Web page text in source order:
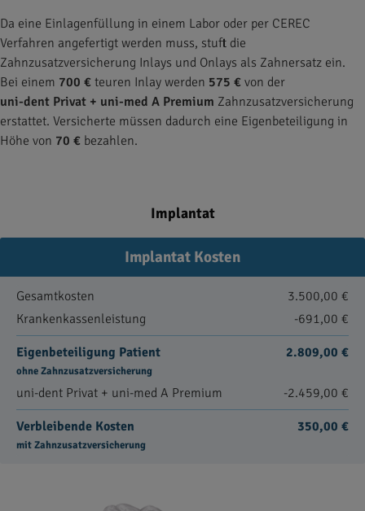
Da eine Einlagenfüllung in einem Labor oder per CEREC
Verfahren angefertigt werden muss, stuft die
Zahnzusatzversicherung Inlays und Onlays als Zahnersatz ein.
Bei einem 700 € teuren Inlay werden 575 € von der
uni-dent Privat + uni-med A Premium Zahnzusatzversicherung
erstattet. Versicherte müssen dadurch eine Eigenbeteiligung in
Höhe von 70 € bezahlen.
Implantat
Implantat Kosten
Gesamtkosten
3.500,00 €
Krankenkassenleistung
-691,00 €
Eigenbeteiligung Patient
ohne Zahnzusatzversicherung
2.809,00 €
uni-dent Privat + uni-med A Premium -2.459,00 €
Verbleibende Kosten
mit Zahnzusatzversicherung
350,00 €